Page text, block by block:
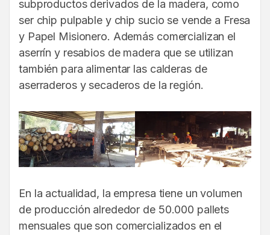
subproductos derivados de la madera, como
ser chip pulpable y chip sucio se vende a Fresa
y Papel Misionero. Además comercializan el
aserrín y resabios de madera que se utilizan
también para alimentar las calderas de
aserraderos y secaderos de la región.
En la actualidad, la empresa tiene un volumen
de producción alrededor de 50.000 pallets
mensuales que son comercializados en el